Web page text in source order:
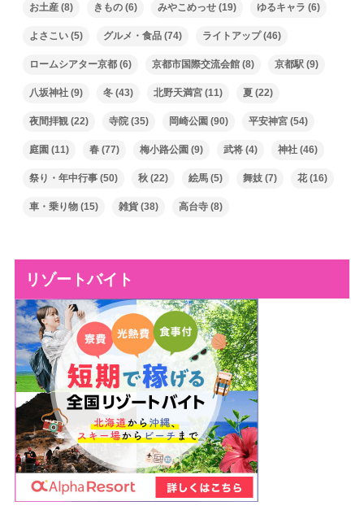
お土産(8) きもの(6) みやこめっせ(19) ゆるキャラ (6)
よさこい(5) グルメ・食品(74) ライトアップ(46)
ロームシアター京都(6) 京都市国際交流会館(8) 京都駅(9)
八坂神社(9) 冬(43) 北野天満宮(11) 夏(22)
夜間拝観(22) 寺院(35) 岡崎公園 (90) 平安神宮(54)
庭園 (11) 春(77) 梅小路公園 (9) 武将(4) 神社(46)
祭り・年中行事(50) 秋(22) 絵馬(5) 舞妓(7) 花(16)
車・乗り物(15) 雑貨(38) 高台寺(8)
リゾートバイト